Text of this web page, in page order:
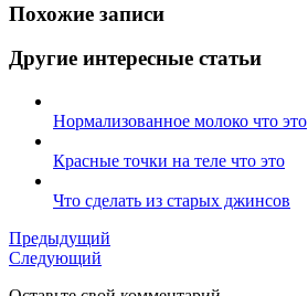
Похожие записи
Другие интересные статьи
Нормализованное молоко что это
Красные точки на теле что это
Что сделать из старых джинсов
Предыдущий
Следующий